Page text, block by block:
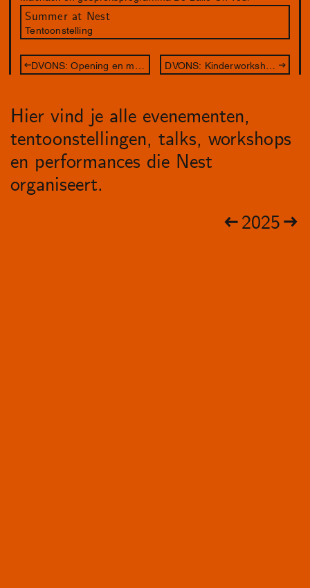
Summer at Nest
Tentoonstelling
Hier vind je alle evenementen,
tentoonstellingen, talks, workshops
en performances die Nest
organiseert.
2025